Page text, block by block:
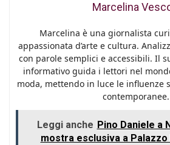
Marcelina
Marcelina è una giornalista
appassionata d’arte e cultura.
con parole semplici e accessibili. Il
informativo guida i lettori nel
moda, mettendo in luce le influenze
contemporanee.
Leggi anche Pino Daniele a
mostra esclusiva a Palazzo